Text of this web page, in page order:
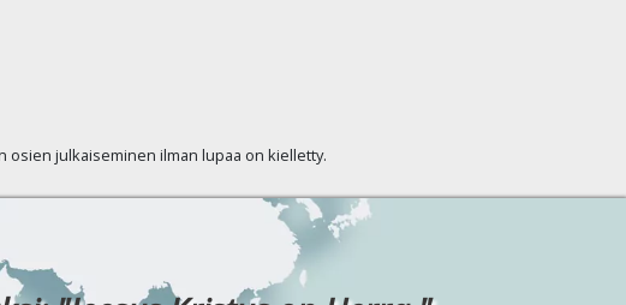
osien julkaiseminen ilman lupaa on kielletty.